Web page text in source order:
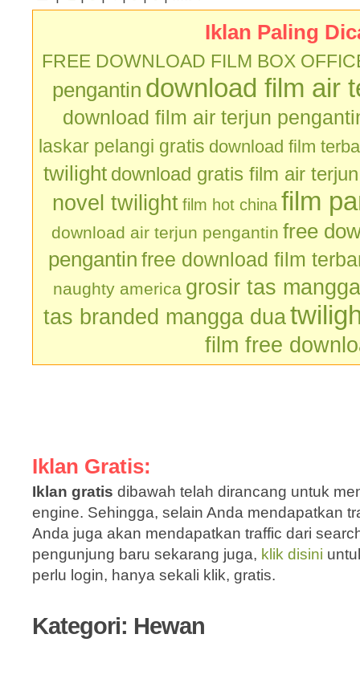
Iklan Paling
FREE DOWNLOAD FILM BOX
pengantin download film air
download film air terjun
laskar pelangi gratis download film
twilight download gratis film air
novel twilight film hot china film
download air terjun pengantin free
pengantin free download film
naughty america grosir tas
tas branded mangga dua
film free
Iklan Gratis:
Iklan gratis dibawah telah dirancang untuk
engine. Sehingga, selain Anda mendapatkan
Anda juga akan mendapatkan traffic dari
pengunjung baru sekarang juga, klik disini
perlu login, hanya sekali klik, gratis.
Kategori: Hewan